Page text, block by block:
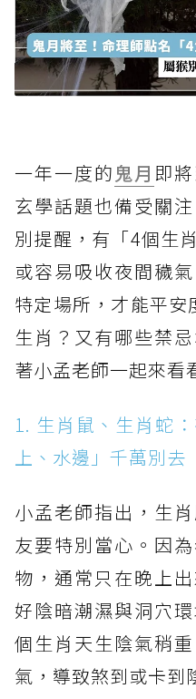
一年一度的 鬼月 即
玄學話題也備受關
別提醒，有「4個生
或容易吸收夜間穢
特定場所，才能平
生肖？又有哪些禁
著小孟老師一起來看
1. 生肖鼠、生肖蛇
上、水邊」千萬別去
小孟老師指出，生
友要特別當心。因
物，通常只在晚上
好陰暗潮濕與洞穴
個生肖天生陰氣稍
氣，導致煞到或卡到